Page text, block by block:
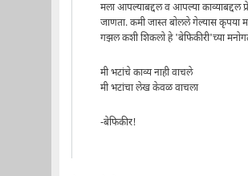
मला आपल्याबद्दल व आपल्या
जाणता. कमी जास्त बोलले गेल्यास कृपया
गझल कशी शिकलो हे 'बेफिकीरी'च्या
मी भटांचे काव्य नाही वाचले
मी भटांचा लेख केवळ वाचला
-बेफिकीर!